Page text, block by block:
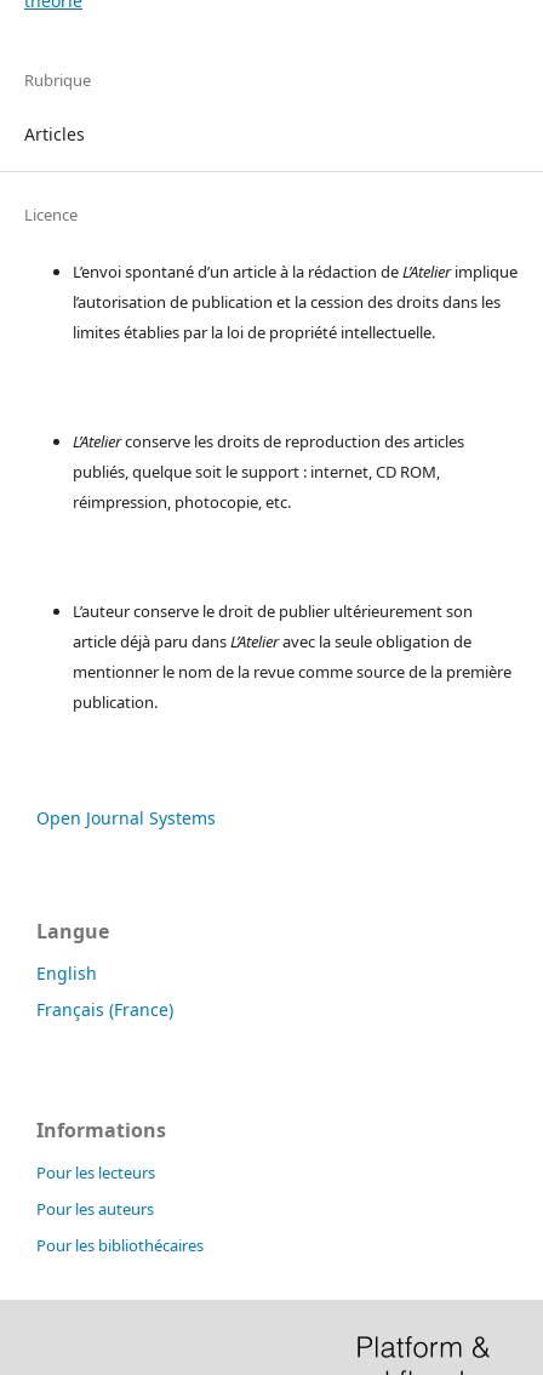
Rubrique
Articles
Licence
L’envoi spontané d’un article à la rédaction deL’Atelierimplique
l’autorisation de publication et la cession des droits dans les
limites établies par la loi de propriété intellectuelle.
L’Atelierconserve les droits de reproduction des articles
publiés, quelque soit le support : internet, CD ROM,
réimpression, photocopie, etc.
L’auteur conserve le droit de publier ultérieurement son
article déjà paru dansL’Atelieravec la seule obligation de
mentionner le nom de la revue comme source de la première
publication.
Open Journal Systems
Langue
English
Français (France)
Informations
Pour les lecteurs
Pour les auteurs
Pour les bibliothécaires